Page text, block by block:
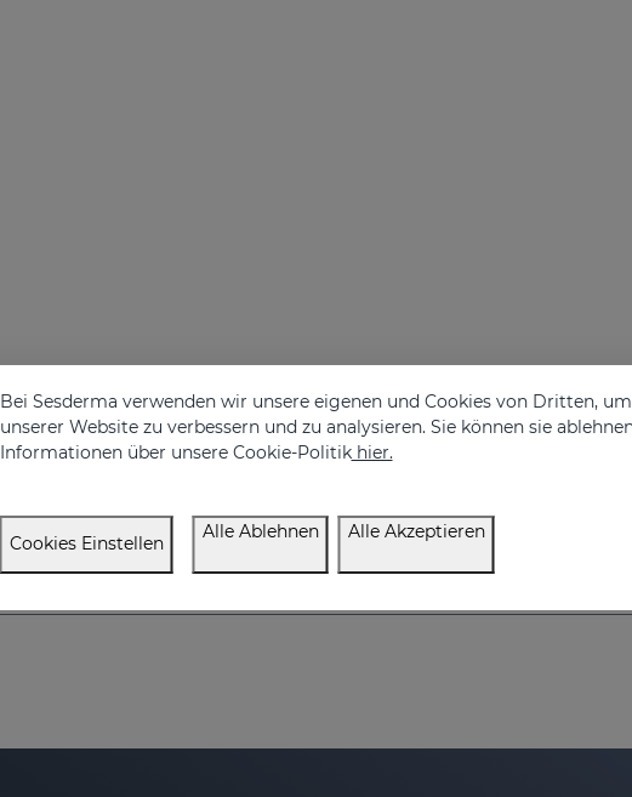
Bei Sesderma verwenden wir unsere eigenen und Cookies von Dritten,
unserer Website zu verbessern und zu analysieren. Sie können sie
Informationen über unsere Cookie-Politikhier.
Cookies Einstellen
Alle Ablehnen Alle Akzeptieren